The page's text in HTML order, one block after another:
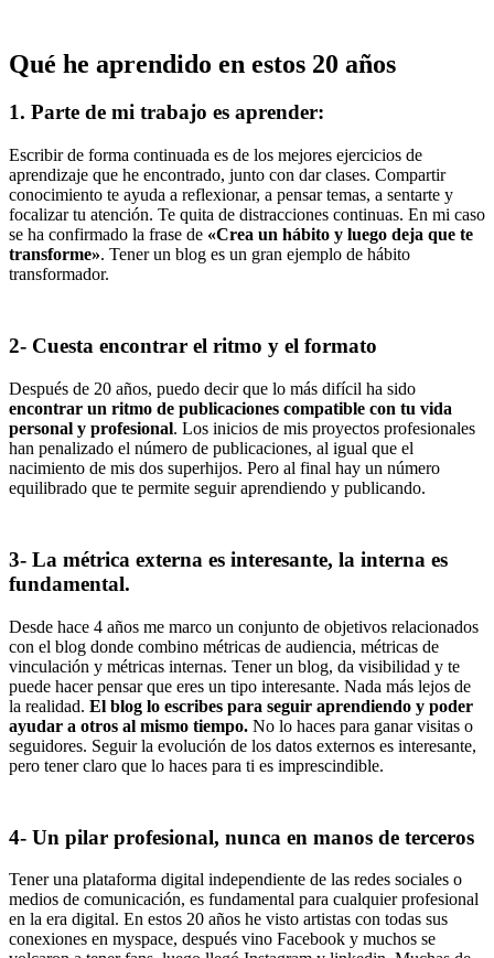
Qué he aprendido en estos 20 años
1. Parte de mi trabajo es aprender:
Escribir de forma continuada es de los mejores ejercicios de
aprendizaje que he encontrado, junto con dar clases. Compartir
conocimiento te ayuda a reflexionar, a pensar temas, a sentarte y
focalizar tu atención. Te quita de distracciones continuas. En mi caso
se ha confirmado la frase de «Crea un hábito y luego deja que te
transforme». Tener un blog es un gran ejemplo de hábito
transformador.
2- Cuesta encontrar el ritmo y el formato
Después de 20 años, puedo decir que lo más difícil ha sido
encontrar un ritmo de publicaciones compatible con tu vida
personal y profesional. Los inicios de mis proyectos profesionales
han penalizado el número de publicaciones, al igual que el
nacimiento de mis dos superhijos. Pero al final hay un número
equilibrado que te permite seguir aprendiendo y publicando.
3- La métrica externa es interesante, la interna es
fundamental.
Desde hace 4 años me marco un conjunto de objetivos relacionados
con el blog donde combino métricas de audiencia, métricas de
vinculación y métricas internas. Tener un blog, da visibilidad y te
puede hacer pensar que eres un tipo interesante. Nada más lejos de
la realidad. El blog lo escribes para seguir aprendiendo y poder
ayudar a otros al mismo tiempo. No lo haces para ganar visitas o
seguidores. Seguir la evolución de los datos externos es interesante,
pero tener claro que lo haces para ti es imprescindible.
4- Un pilar profesional, nunca en manos de terceros
Tener una plataforma digital independiente de las redes sociales o
medios de comunicación, es fundamental para cualquier profesional
en la era digital. En estos 20 años he visto artistas con todas sus
conexiones en myspace, después vino Facebook y muchos se